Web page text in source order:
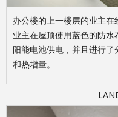
办公楼的上一楼层的业主在
业主在屋顶使用蓝色的防
阳能电池供电，并且进行
和热增量。